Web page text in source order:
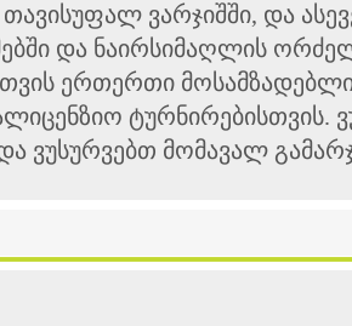
თავისუფალ ვარჯიშში, და
და ნაირსიმაღლის
ერთერთი
ტურნირებისთვის.
ვუსურვებთ მომავალ